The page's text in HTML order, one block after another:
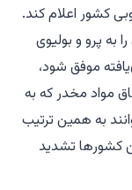
کشور اعلام کند.
به پرو و بولیوی
موفق شود،
مواد مخدر که به
به همین ترتیب
کشورها تشدید